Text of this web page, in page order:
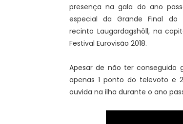
presença na gala do ano
especial da Grande Final do
recinto Laugardagshöll, na
Festival Eurovisão 2018.
Apesar de não ter conseguido
apenas 1 ponto do televoto e
ouvida na ilha durante o ano